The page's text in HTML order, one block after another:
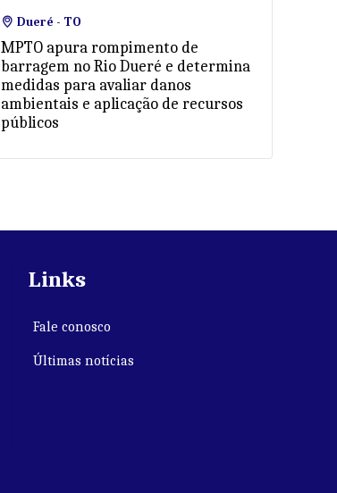
Dueré - TO
MPTO apura rompimento de
barragem no Rio Dueré e determina
medidas para avaliar danos
ambientais e aplicação de recursos
públicos
Links
Fale conosco
Últimas notícias